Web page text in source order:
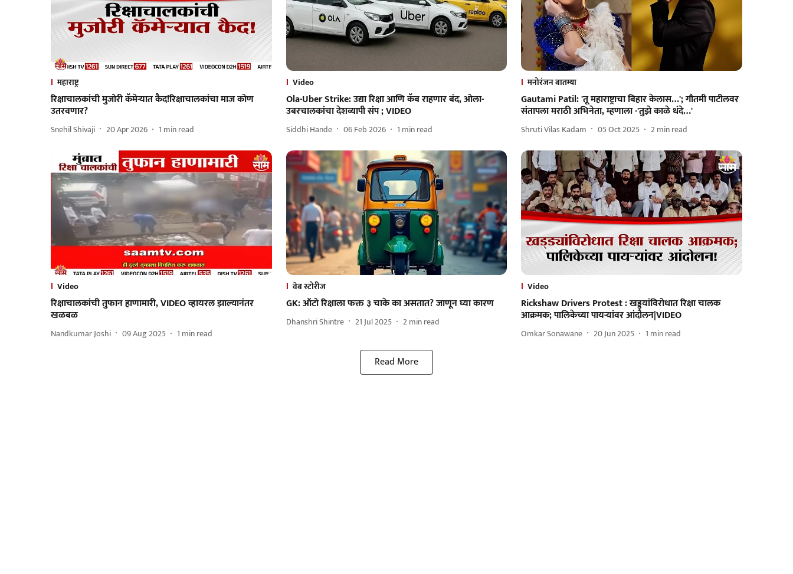
महाराष्ट्र
रिक्षाचालकांची मुजोरी कॅमेऱ्यात कैद!रिक्षाचालकांचा माज कोण
उतरवणार?
Snehil Shivaji 20 Apr 2026 1 min read
Video
Ola-Uber Strike: उद्या रिक्षा आणि कॅब राहणार बंद, ओला-
उबरचालकांचा देशव्यापी संप ; VIDEO
Siddhi Hande 06 Feb 2026 1 min read
मनोरंजन बातम्या
Gautami Patil: 'तू महाराष्ट्राचा बिहार केलास…'; गौतमी पाटीलवर
संतापला मराठी अभिनेता, म्हणाला -'तुझे काळे धंदे…'
Shruti Vilas Kadam 05 Oct 2025 2min read
Video
रिक्षाचालकांची तुफान हाणामारी, VIDEO व्हायरल झाल्यानंतर
खळबळ
Nandkumar Joshi 09 Aug 2025 1 min read
वेब स्टोरीज
GK: ऑटो रिक्षाला फक्त ३ चाके का असतात? जाणून घ्या कारण
Dhanshri Shintre 21 Jul 2025 2min read
Video
Rickshaw Drivers Protest : खड्ड्यांविरोधात रिक्षा चालक
आक्रमक; पालिकेच्या पायऱ्यांवर आंदोलन|VIDEO
Omkar Sonawane 20 Jun 2025 1 min read
Read More